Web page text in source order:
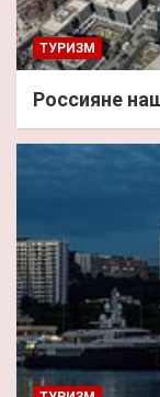
ТУРИЗМ
Россияне